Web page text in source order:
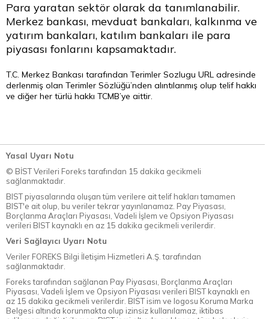
Para yaratan sektör olarak da tanımlanabilir.
Merkez bankası, mevduat bankaları, kalkınma ve
yatırım bankaları, katılım bankaları ile para
piyasası fonlarını kapsamaktadır.
T.C. Merkez Bankası tarafından Terimler Sozlugu URL adresinde
derlenmiş olan Terimler Sözlüğü’nden alıntılanmış olup telif hakkı
ve diğer her türlü hakkı TCMB’ye aittir.
Yasal Uyarı Notu
© BİST Verileri Foreks tarafından 15 dakika gecikmeli
sağlanmaktadır.
BIST piyasalarında oluşan tüm verilere ait telif hakları tamamen
BIST'e ait olup, bu veriler tekrar yayınlanamaz. Pay Piyasası,
Borçlanma Araçları Piyasası, Vadeli İşlem ve Opsiyon Piyasası
verileri BIST kaynaklı en az 15 dakika gecikmeli verilerdir.
Veri Sağlayıcı Uyarı Notu
Veriler FOREKS Bilgi İletişim Hizmetleri A.Ş. tarafından
sağlanmaktadır.
Foreks tarafından sağlanan Pay Piyasası, Borçlanma Araçları
Piyasası, Vadeli İşlem ve Opsiyon Piyasası verileri BIST kaynaklı en
az 15 dakika gecikmeli verilerdir. BIST isim ve logosu Koruma Marka
Belgesi altında korunmakta olup izinsiz kullanılamaz, iktibas